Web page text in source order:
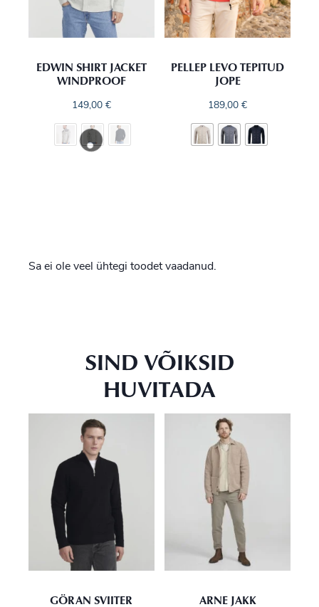
EDWIN SHIRT JACKET
WINDPROOF
149,00 €
PELLEP LEVO TEPITUD
JOPE
189,00€
Sa ei ole veel ühtegi toodet vaadanud.
SIND VÕIKSID
HUVITADA
GÖRAN SVIITER ARNE JAKK